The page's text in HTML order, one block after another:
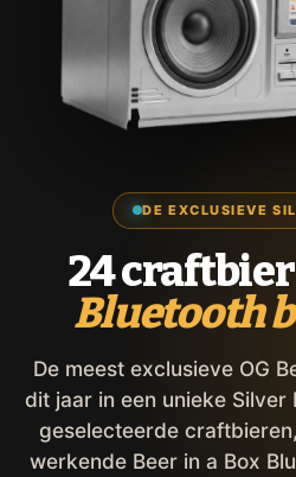
DE EXCLUSIEVE
24
Bluetooth
De meest exclusieve OG
dit jaar in een unieke
geselecteerde
werkende Beer in a Box